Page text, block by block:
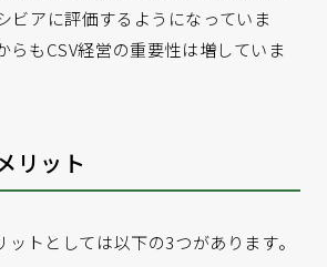
ビアに評価するようになっていま
らもCSV経営の重要性は増していま
リット
ットとしては以下の3つがあります。